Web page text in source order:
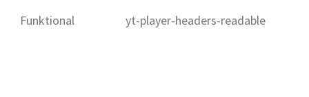
Funktional yt-player-headers-readable